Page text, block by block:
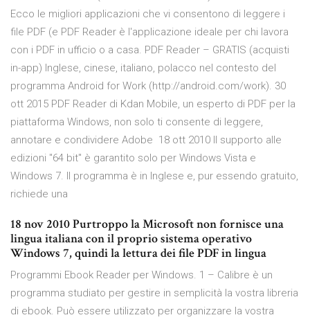
Ecco le migliori applicazioni che vi consentono di leggere i
file PDF (e PDF Reader è l'applicazione ideale per chi lavora
con i PDF in ufficio o a casa. PDF Reader – GRATIS (acquisti
in-app) Inglese, cinese, italiano, polacco nel contesto del
programma Android for Work (http://android.com/work). 30
ott 2015 PDF Reader di Kdan Mobile, un esperto di PDF per la
piattaforma Windows, non solo ti consente di leggere,
annotare e condividere Adobe 18 ott 2010 Il supporto alle
edizioni "64 bit" è garantito solo per Windows Vista e
Windows 7. Il programma è in Inglese e, pur essendo gratuito,
richiede una
18 nov 2010 Purtroppo la Microsoft non fornisce una
lingua italiana con il proprio sistema operativo
Windows 7, quindi la lettura dei file PDF in lingua
Programmi Ebook Reader per Windows. 1 – Calibre è un
programma studiato per gestire in semplicità la vostra libreria
di ebook. Può essere utilizzato per organizzare la vostra